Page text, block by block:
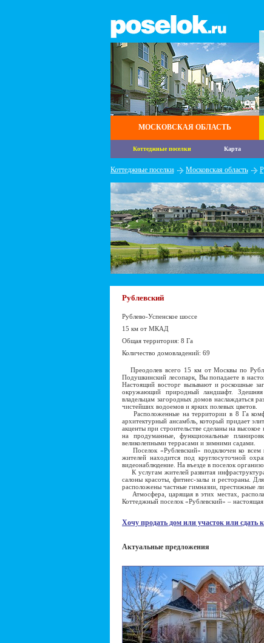
МОСКОВСКАЯ ОБЛАСТЬ
Коттеджные поселки Карта
Коттеджные поселки Московская область
Рублевский
Рублево-Успенское шоссе
15 км от МКАД
Общая территория: 8 Га
Количество домовладений: 69
Преодолев всего 15 км от Москвы по
Подушкинский лесопарк, Вы попадаете в
Настоящий восторг вызывают и роскошные
окружающий природный ландшафт. Здешняя
владельцам загородных домов наслаждаться
чистейших водоемов и ярких полевых цветов.
Расположенные на территории в 8 Га
архитектурный ансамбль, который придает
акценты при строительстве сделаны на
на продуманные, функциональные
великолепными террасами и зимними садами.
Поселок «Рублевский» подключен ко всем
жителей находится под круглосуточной
видеонаблюдение. На въезде в поселок
К услугам жителей развитая
салоны красоты, фитнес-залы и рестораны.
расположены частные гимназии, престижные
Атмосфера, царящая в этих местах,
Коттеджный поселок «Рублевский» –
Хочу продать дом или участок или сдать
Актуальные предложения